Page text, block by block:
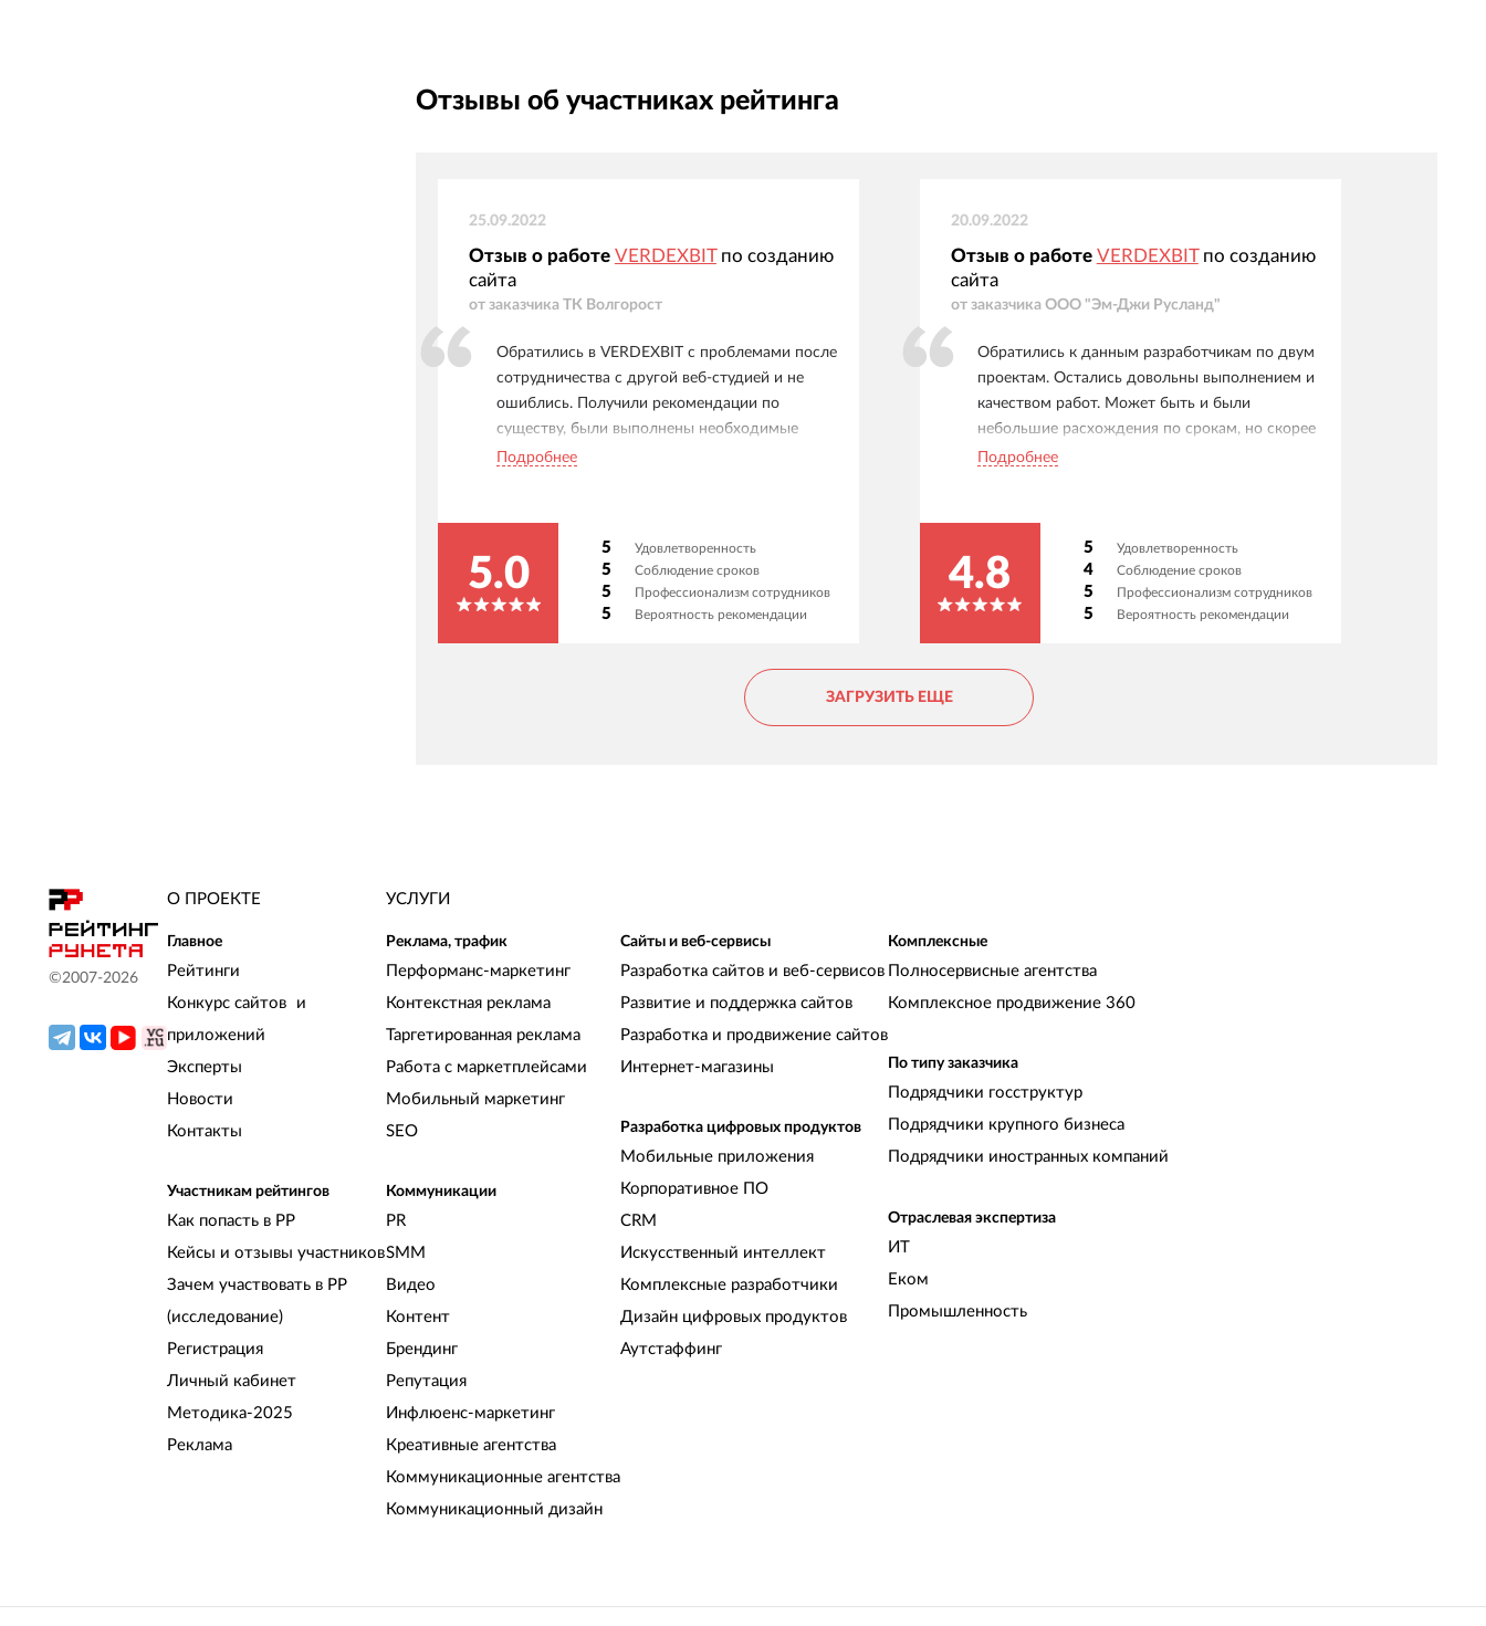
Отзывы об участниках рейтинга
25.09.2022
Отзыв о работе VERDEXBITпо созданию
сайта
от заказчика ТК Волгорост
Обратились в VERDEXBIT с проблемами после
сотрудничества с другой веб-студией и не
ошиблись. Получили рекомендации по
существу, были выполнены необходимые
настройки, и за короткий срок наш интернет-
за оперативное решение срочных вопросов,
выполнение задач в срок и без каких-либо
нареканий, а также за адекватную оценку
Подробнее
5.0
5 Удовлетворенность
5 Соблюдение сроков
5 Профессионализм сотрудников
5 Вероятность рекомендации
20.09.2022
Отзыв о работе VERDEXBITпо созданию
сайта
от заказчика ООО "Эм-Джи Русланд"
Обратились к данным разработчикам по двум
проектам. Остались довольны выполнением и
качеством работ. Может быть и были
небольшие расхождения по срокам, но скорее
это было из-за внесения дополнительных
"обычном" языке с заказчиком, а не только на
языке "кода". Адекватно воспринимаются
разнообразные и не стандартные "задачки",
профессиональные решения и
реализовываются в приемлемые сроки. Будем
Подробнее
4.8
5 Удовлетворенность
4 Соблюдение сроков
5 Профессионализм сотрудников
5 Вероятность рекомендации
ЗАГРУЗИТЬ ЕЩЕ
©2007-2026
О ПРОЕКТЕ
Главное
Рейтинги
Конкурс сайтов и
приложений
Эксперты
Новости
Контакты
Участникам рейтингов
Как попасть в РР
Кейсы и отзывы участников
Зачем участвовать в РР
(исследование)
Регистрация
Личный кабинет
Методика-2025
Реклама
УСЛУГИ
Реклама, трафик
Перформанс-маркетинг
Контекстная реклама
Таргетированная реклама
Работа с маркетплейсами
Мобильный маркетинг
SEO
Коммуникации
PR
SMM
Видео
Контент
Брендинг
Репутация
Инфлюенс-маркетинг
Креативные агентства
Коммуникационные агентства
Коммуникационный дизайн
Сайты и веб-сервисы
Разработка сайтов и веб-сервисов
Развитие и поддержка сайтов
Разработка и продвижение сайтов
Интернет-магазины
Разработка цифровых продуктов
Мобильные приложения
Корпоративное ПО
CRM
Искусственный интеллект
Комплексные разработчики
Дизайн цифровых продуктов
Аутстаффинг
Комплексные
Полносервисные агентства
Комплексное продвижение 360
По типу заказчика
Подрядчики госструктур
Подрядчики крупного бизнеса
Подрядчики иностранных компаний
Отраслевая экспертиза
ИТ
Еком
Промышленность